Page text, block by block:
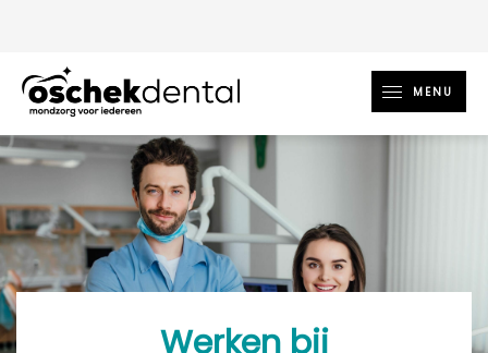
MENU
Werken bij